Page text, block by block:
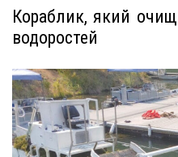
Кораблик, який
водоростей